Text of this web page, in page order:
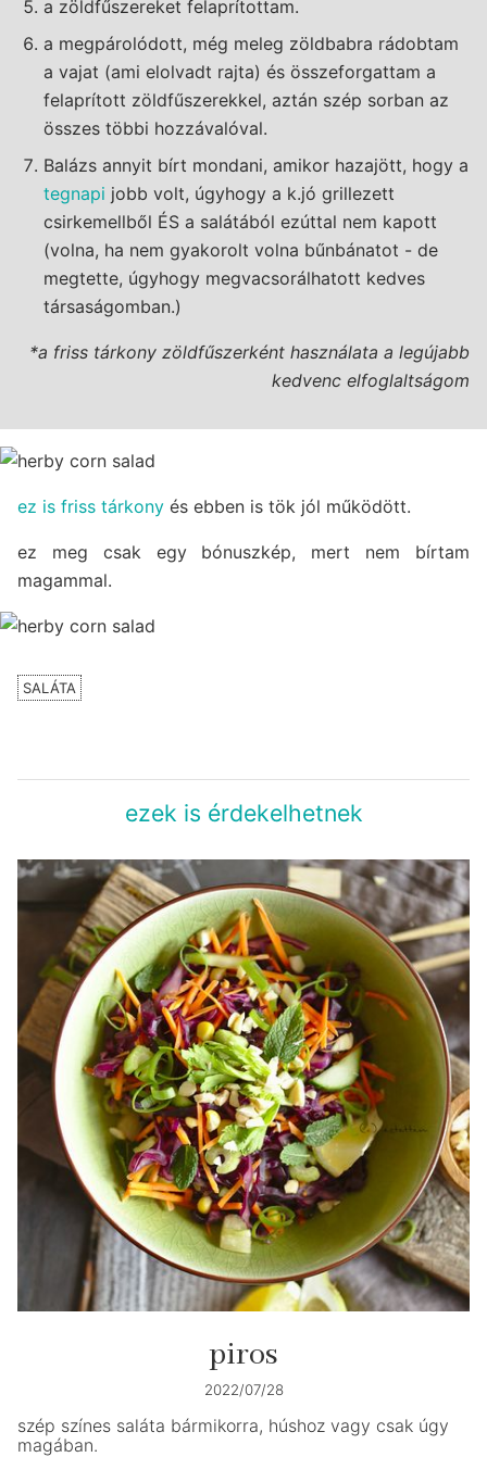
a zöldfűszereket felaprítottam.
a megpárolódott, még meleg zöldbabra rádobtam
a vajat (ami elolvadt rajta) és összeforgattam a
felaprított zöldfűszerekkel, aztán szép sorban az
összes többi hozzávalóval.
Balázs annyit bírt mondani, amikor hazajött, hogy a
tegnapi jobb volt, úgyhogy a k.jó grillezett
csirkemellből ÉS a salátából ezúttal nem kapott
(volna, ha nem gyakorolt volna bűnbánatot - de
megtette, úgyhogy megvacsorálhatott kedves
társaságomban.)
*a friss tárkony zöldfűszerként használata a legújabb
kedvenc elfoglaltságom
ez is friss tárkony és ebben is tök jól működött.
ez meg csak egy bónuszkép, mert nem bírtam
magammal.
SALÁTA
ezek is érdekelhetnek
piros
2022/07/28
szép színes saláta bármikorra, húshoz vagy csak úgy
magában.